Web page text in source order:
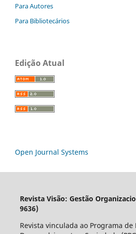
Para Autores
Para Bibliotecários
Edição Atual
Open Journal Systems
Revista Visão: Gestão
9636)
Revista vinculada ao Programa de